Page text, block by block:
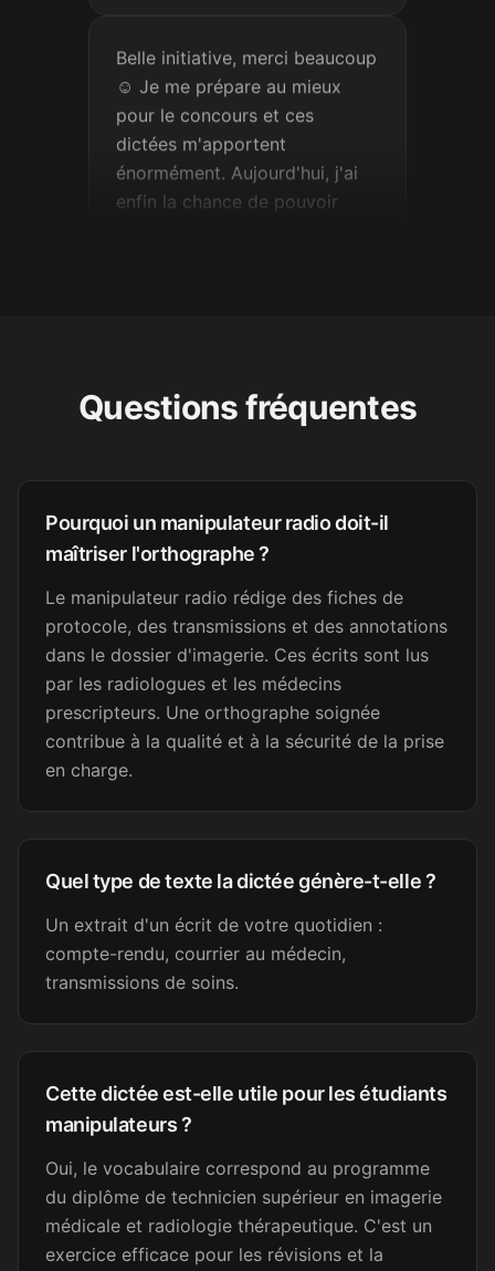
☺️ Je me prépare au mieux
pour le concours et ces
dictées m'apportent
énormément. Aujourd'hui, j'ai
enfin la chance de pouvoir
m'exercer vraiment.
now and will practice my
writing skills on the job
AD
FLE
Super bien fait. Merci !
SC Sandrine C.
Secrétaire médicale
Excellent. Merci et félicitations.
LA Loïc A.
Camille C.
Assistante dentaire
Génial, merci !
N Nélia
Secrétaire médicale
Super, merci beaucoup !
Sandrine B.
Questions fréquentes
Pourquoi un manipulateur radio doit-il
maîtriser l'orthographe ?
Le manipulateur radio rédige des fiches de
protocole, des transmissions et des annotations
dans le dossier d'imagerie. Ces écrits sont lus
par les radiologues et les médecins
prescripteurs. Une orthographe soignée
contribue à la qualité et à la sécurité de la prise
en charge.
Quel type de texte la dictée génère-t-elle ?
Un extrait d'un écrit de votre quotidien :
compte-rendu, courrier au médecin,
transmissions de soins.
Cette dictée est-elle utile pour les étudiants
manipulateurs ?
Oui, le vocabulaire correspond au programme
du diplôme de technicien supérieur en imagerie
médicale et radiologie thérapeutique. C'est un
exercice efficace pour les révisions et la